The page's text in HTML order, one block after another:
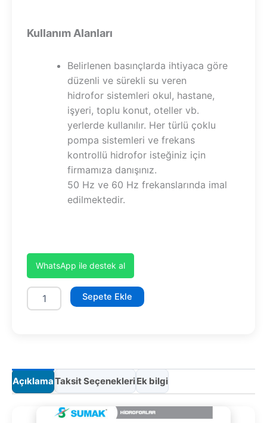
Kullanım Alanları
Belirlenen basınçlarda ihtiyaca göre
düzenli ve sürekli su veren
hidrofor sistemleri okul, hastane,
işyeri, toplu konut, oteller vb.
yerlerde kullanılır. Her türlü çoklu
pompa sistemleri ve frekans
kontrollü hidrofor isteğiniz için
firmamıza danışınız.
50 Hz ve 60 Hz frekanslarında imal
edilmektedir.
WhatsApp ile destek al
SHT32/5B
Sepete Ekle
AçıklamaTaksit SeçenekleriEk bilgi